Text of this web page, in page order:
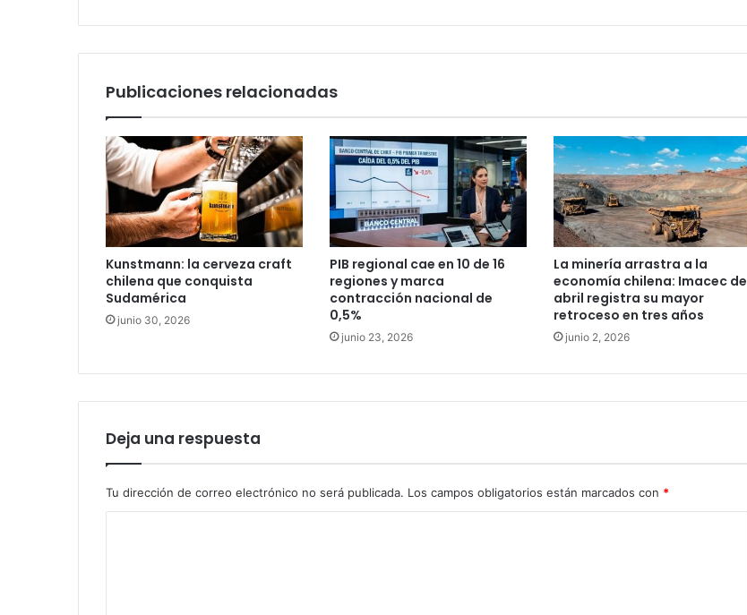
por
19
Publicaciones relacionadas
Kunstmann: la cerveza craft
chilena que conquista
Sudamérica
junio 30, 2026
PIB regional cae en 10 de 16
regiones y marca
contracción nacional de
0,5%
junio 23, 2026
La minería arrastra a la
economía chilena: Imacec de
abril registra su mayor
retroceso en tres años
junio 2, 2026
Deja una respuesta
Tu dirección de correo electrónico no será publicada. Los campos obligatorios están marcados con *